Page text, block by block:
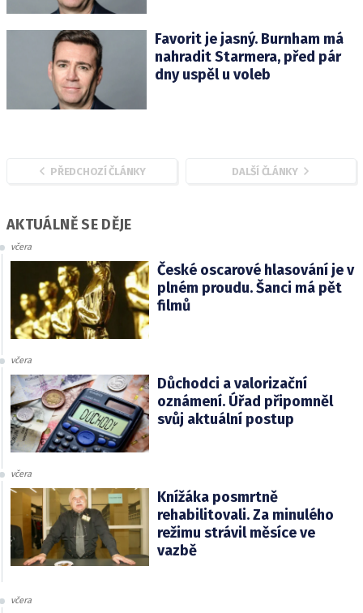
Favorit je jasný. Burnham má
nahradit Starmera, před pár
dny uspěl u voleb
PŘEDCHOZÍ ČLÁNKY DALŠÍ ČLÁNKY
AKTUÁLNĚ SE DĚJE
včera
České oscarové hlasování je v
plném proudu. Šanci má pět
filmů
včera
Důchodci a valorizační
oznámení. Úřad připomněl
svůj aktuální postup
včera
Knížáka posmrtně
rehabilitovali. Za minulého
režimu strávil měsíce ve
vazbě
včera